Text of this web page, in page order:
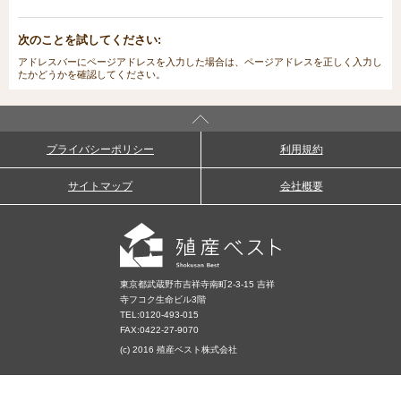
次のことを試してください:
アドレスバーにページアドレスを入力した場合は、ページアドレスを正しく入力し
たかどうかを確認してください。
プライバシーポリシー 利用規約
サイトマップ 会社概要
東京都武蔵野市吉祥寺南町2-3-15 吉祥
寺フコク生命ビル3階
TEL:0120-493-015
FAX:0422-27-9070
(c) 2016 殖産ベスト株式会社